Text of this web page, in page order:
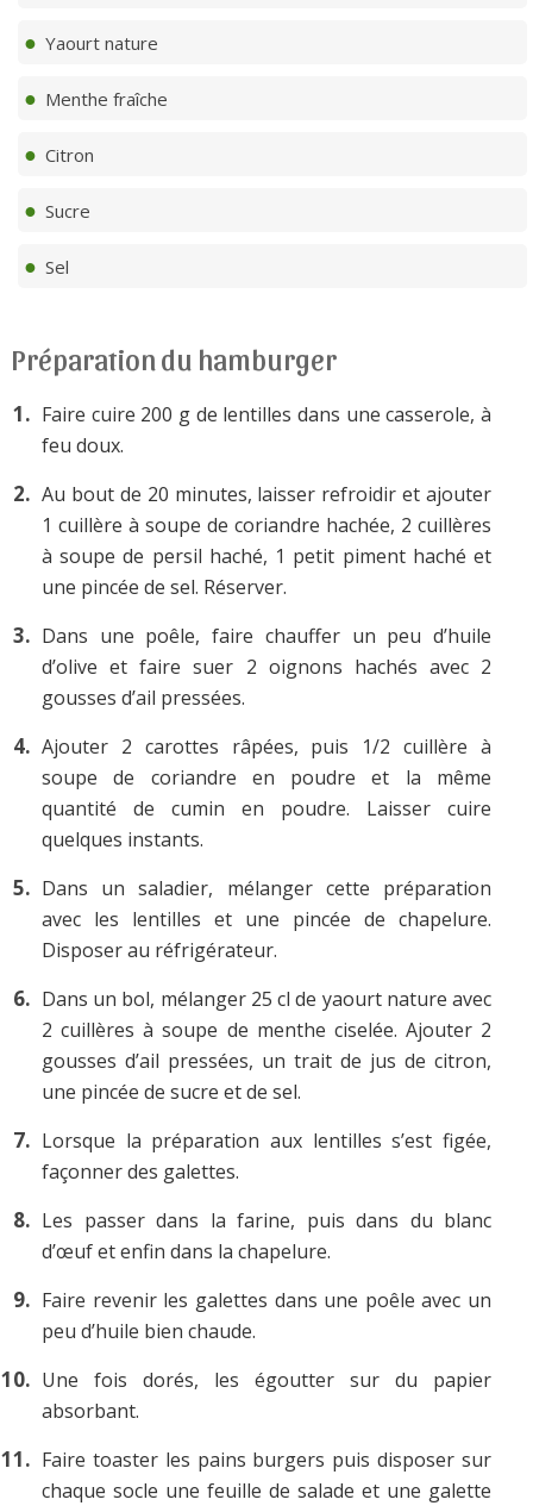
Yaourt nature
Menthe fraîche
Citron
Sucre
Sel
Préparation du hamburger
Faire cuire 200 g de lentilles dans une casserole, à
feu doux.
Au bout de 20 minutes, laisser refroidir et ajouter
1 cuillère à soupe de coriandre hachée, 2 cuillères
à soupe de persil haché, 1 petit piment haché et
une pincée de sel. Réserver.
Dans une poêle, faire chauffer un peu d’huile
d’olive et faire suer 2 oignons hachés avec 2
gousses d’ail pressées.
Ajouter 2 carottes râpées, puis 1/2 cuillère à
soupe de coriandre en poudre et la même
quantité de cumin en poudre. Laisser cuire
quelques instants.
Dans un saladier, mélanger cette préparation
avec les lentilles et une pincée de chapelure.
Disposer au réfrigérateur.
Dans un bol, mélanger 25 cl de yaourt nature avec
2 cuillères à soupe de menthe ciselée. Ajouter 2
gousses d’ail pressées, un trait de jus de citron,
une pincée de sucre et de sel.
Lorsque la préparation aux lentilles s’est figée,
façonner des galettes.
Les passer dans la farine, puis dans du blanc
d’œuf et enfin dans la chapelure.
Faire revenir les galettes dans une poêle avec un
peu d’huile bien chaude.
Une fois dorés, les égoutter sur du papier
absorbant.
Faire toaster les pains burgers puis disposer sur
chaque socle une feuille de salade et une galette